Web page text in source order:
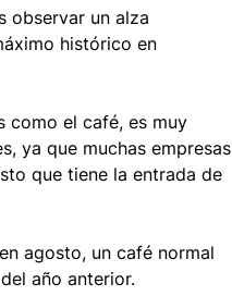
observar un alza
histórico en
como el café, es muy
ya que muchas empresas
que tiene la entrada de
agosto, un café normal
año anterior.